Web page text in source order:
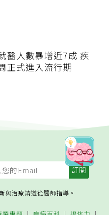
醫人數暴增近7成 疾
正式進入流行期
與治療請遵從醫師指導。